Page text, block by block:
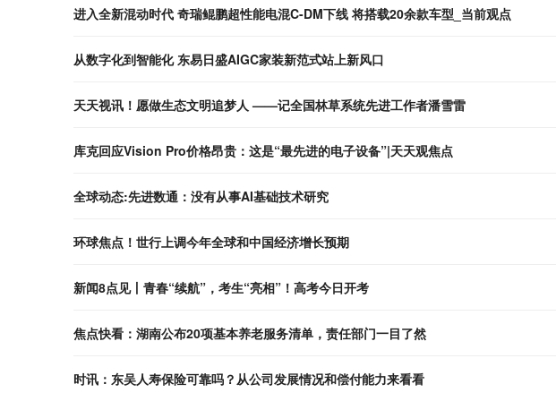
进入全新混动时代 奇瑞鲲鹏超性能电混C-DM下线 将搭载20余款车型_当前观点
从数字化到智能化 东易日盛AIGC家装新范式站上新风口
天天视讯！愿做生态文明追梦人 ——记全国林草系统先进工作者潘雪雷
库克回应Vision Pro价格昂贵：这是“最先进的电子设备”|天天观焦点
全球动态:先进数通：没有从事AI基础技术研究
环球焦点！世行上调今年全球和中国经济增长预期
新闻8点见丨青春“续航”，考生“亮相”！高考今日开考
焦点快看：湖南公布20项基本养老服务清单，责任部门一目了然
时讯：东吴人寿保险可靠吗？从公司发展情况和偿付能力来看看